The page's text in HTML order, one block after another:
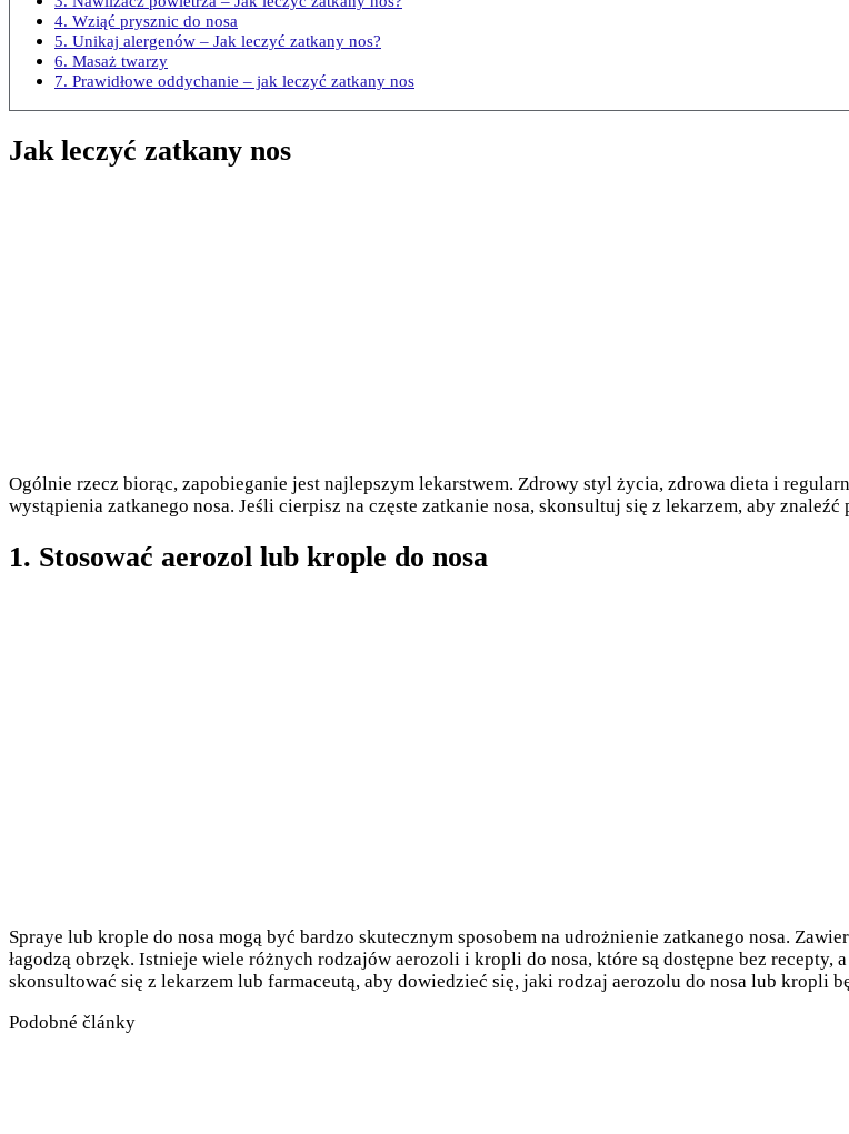
4. Wziąć prysznic do nosa
5. Unikaj alergenów – Jak leczyć zatkany nos?
6. Masaż twarzy
7. Prawidłowe oddychanie – jak leczyć zatkany nos
Jak leczyć zatkany nos
Ogólnie rzecz biorąc, zapobieganie jest najlepszym lekarstwem. Zdrowy styl życia, zdrowa dieta i
wystąpienia zatkanego nosa. Jeśli cierpisz na częste zatkanie nosa, skonsultuj się z lekarzem, aby
1. Stosować aerozol lub krople do nosa
Spraye lub krople do nosa mogą być bardzo skutecznym sposobem na udrożnienie zatkanego nosa.
łagodzą obrzęk. Istnieje wiele różnych rodzajów aerozoli i kropli do nosa, które są dostępne bez
skonsultować się z lekarzem lub farmaceutą, aby dowiedzieć się, jaki rodzaj aerozolu do nosa lub kropli
Podobné články